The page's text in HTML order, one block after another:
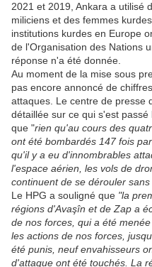
2021 et 2019, Ankara a utilisé
miliciens et des femmes
institutions kurdes en Europe
de l'Organisation des Nations
réponse n'a été donnée.
Au moment de la mise sous
pas encore annoncé de
attaques. Le centre de presse
détaillée sur ce qui s'est
que "rien qu'au cours des
ont été bombardés 147 fois
qu'il y a eu d'innombrables
l'espace aérien, les vols de
continuent de se dérouler sans
Le HPG a souligné que "la
régions d'Avaşîn et de Zap a
de nos forces, qui a été
les actions de nos forces,
été punis, neuf envahisseurs
d'attaque ont été touchés. La